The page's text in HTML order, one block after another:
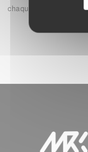
chaque occasion.